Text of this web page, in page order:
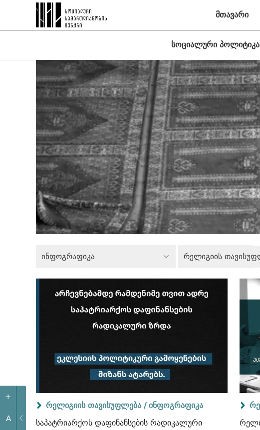
+
A
მთავარი
სოციალური პოლიტიკა
ინფოგრაფიკა რელიგიის
რელიგიის თავისუფლება / ინფოგრაფიკა
საპატრიარქოს დაფინანსების რადიკალური